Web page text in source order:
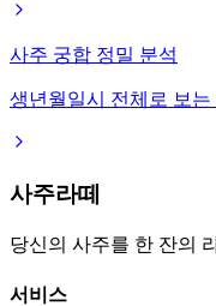
사주 궁합 정밀 분석
생년월일시 전체로 보는
사주라떼
당신의 사주를 한 잔의
서비스